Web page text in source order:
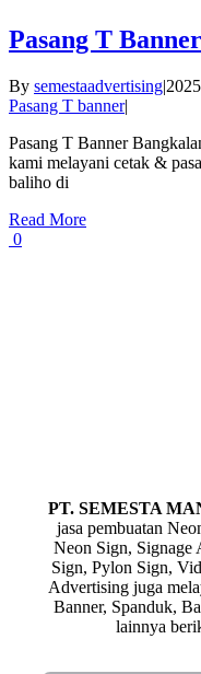
Pasang T
By semestaadvertising|
Pasang T banner|
Pasang T Banner
kami melayani cetak &
baliho di
Read More
0
PT. SEMESTA
jasa pembuatan
Neon Sign,
Sign, Pylon Sign,
Advertising juga
Banner, Spanduk,
lainnya